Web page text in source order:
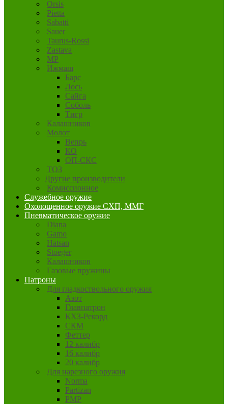
Orsis
Pietta
Sabatti
Sauer
Taurus-Rossi
Zastava
MP
Ижмаш
Барс
Лось
Сайга
Соболь
Тигр
Калашников
Молот
Вепрь
КО
ОП-СКС
ТОЗ
Другие производители
Комиссионное
Служебное оружие
Охолощенное оружие СХП, ММГ
Пневматическое оружие
Diana
Gamo
Hatsan
Stoeger
Калашников
Газовые пружины
Патроны
Для гладкоствольного оружия
Азот
Главпатрон
КХЗ-Рекорд
СКМ
Феттер
12 калибр
16 калибр
20 калибр
Для нарезного оружия
Norma
Partizan
PMP